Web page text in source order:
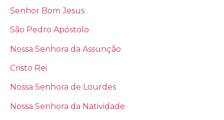
Senhor Bom Jesus
São Pedro Apóstolo
Nossa Senhora da Assunção
Cristo Rei
Nossa Senhora de Lourdes
Nossa Senhora da Natividade